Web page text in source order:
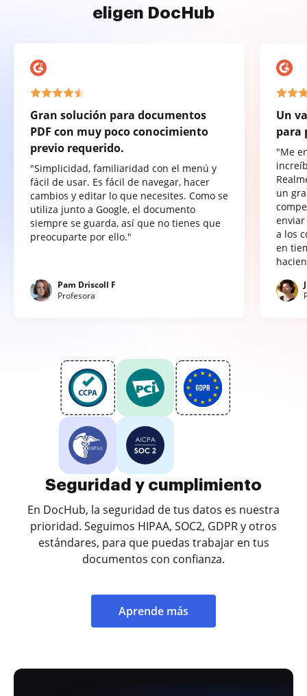
eligen DocHub
Gran solución para documentos
PDF con muy poco conocimiento
previo requerido.
"Simplicidad, familiaridad con el menú y
fácil de usar. Es fácil de navegar, hacer
cambios y editar lo que necesites. Como se
utiliza junto a Google, el documento
siempre se guarda, así que no tienes que
preocuparte por ello."
Pam Driscoll F
Profesora
Un
para
"Me
un
a los
en
Seguridad y cumplimiento
En DocHub, la seguridad de tus datos es nuestra
prioridad. Seguimos HIPAA, SOC2, GDPR y otros
estándares, para que puedas trabajar en tus
documentos con confianza.
Aprende más